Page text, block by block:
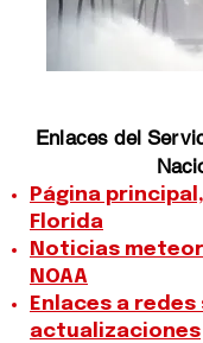
Enlaces del
Página
Florida
Noticias
NOAA
Enlaces a
actualizaciones